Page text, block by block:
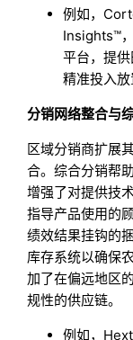
例如，
Insights™
平台，提
精准投入放
分销网络整合与
区域分销商扩展
合。综合分销帮
增强了对提供技
指导产品使用的
绩效结果挂钩的
库存系统以确保
加了在偏远地区
规性的供应链。
例如，